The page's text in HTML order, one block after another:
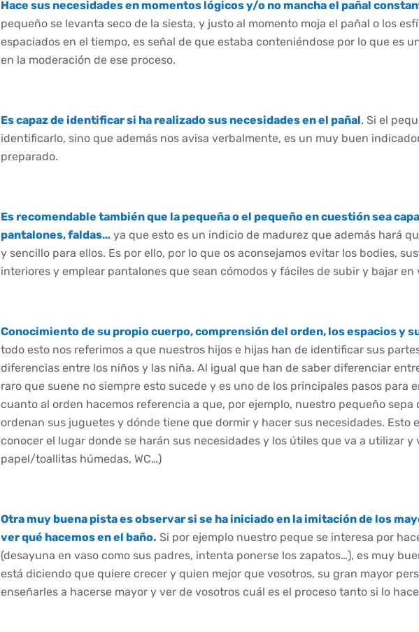
Hace sus necesidades en momentos lógicos y/o no mancha el pañal
pequeño se levanta seco de la siesta, y justo al momento moja el pañal o los
espaciados en el tiempo, es señal de que estaba conteniéndose por lo que es
en la moderación de ese proceso.
Es capaz de identificar si ha realizado sus necesidades en el pañal. Si el
identificarlo, sino que además nos avisa verbalmente, es un muy buen
preparado.
Es recomendable también que la pequeña o el pequeño en cuestión sea
pantalones, faldas… ya que esto es un indicio de madurez que además hará
y sencillo para ellos. Es por ello, por lo que os aconsejamos evitar los bodies,
interiores y emplear pantalones que sean cómodos y fáciles de subir y bajar en
Conocimiento de su propio cuerpo, comprensión del orden, los espacios y
todo esto nos referimos a que nuestros hijos e hijas han de identificar sus
diferencias entre los niños y las niña. Al igual que han de saber diferenciar
raro que suene no siempre esto sucede y es uno de los principales pasos para
cuanto al orden hacemos referencia a que, por ejemplo, nuestro pequeño sepa
ordenan sus juguetes y dónde tiene que dormir y hacer sus necesidades. Esto
conocer el lugar donde se harán sus necesidades y los útiles que va a utilizar y
papel/toallitas húmedas, WC…)
Otra muy buena pista es observar si se ha iniciado en la imitación de los
ver qué hacemos en el baño. Si por ejemplo nuestro peque se interesa por
(desayuna en vaso como sus padres, intenta ponerse los zapatos…), es muy
está diciendo que quiere crecer y quien mejor que vosotros, su gran mayor
enseñarles a hacerse mayor y ver de vosotros cuál es el proceso tanto si lo